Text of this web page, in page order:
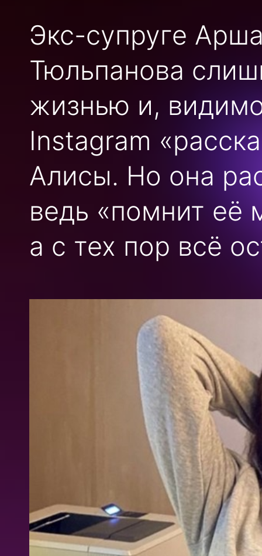
Экс-супруге
Тюльпанова
жизнью и,
Instagram
Алисы. Но она
ведь «помнит её
а с тех пор всё